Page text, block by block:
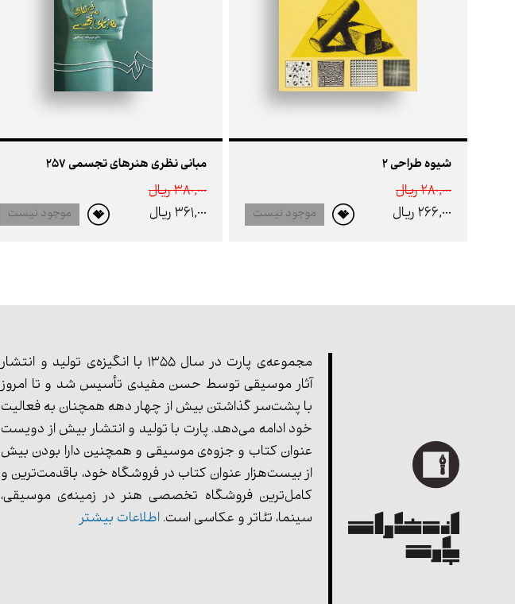
شیوه طراحی 2
280,000 ريال
266,000 ريال
موجود نیست
مبانی نظری هنرهای تجسمی 257
380,000 ريال
361,000 ريال
موجود نیست
مجموعه‌ی پارت در سال 1355 با انگیزه‌ی تولید و انتشار
آثار موسیقی توسط حسن مفیدی تأسیس شد و تا امروز
با پشت‌سر گذاشتن بیش از چهار دهه همچنان به فعالیت
خود ادامه می‌دهد. پارت با تولید و انتشار بیش از دویست
عنوان کتاب و جزوه‌ی موسیقی و همچنین دارا بودن بیش
از بیست‌هزار عنوان کتاب در فروشگاه خود، باقدمت‌ترین و
کامل‌ترین فروشگاه تخصصی هنر در زمینه‌ی موسیقی،
سینما، تئاتر و عکاسی است. اطلاعات بیشتر